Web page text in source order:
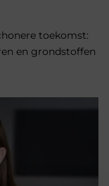
toekomst:
en grondstoffen